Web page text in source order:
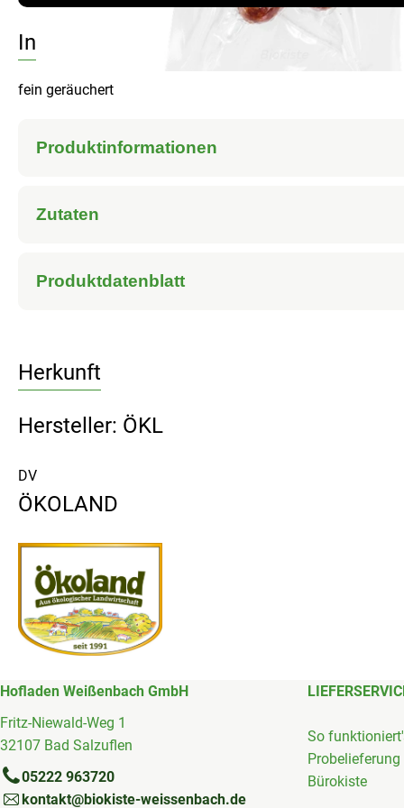
Info
fein geräuchert
Produktinformationen
Zutaten
Produktdatenblatt
Herkunft
Hersteller: ÖKL
DV
ÖKOLAND
Hofladen Weißenbach GmbH
Fritz-Niewald-Weg 1
32107 Bad Salzuflen
05222 963720
kontakt@biokiste-weissenbach.de
So
Probelieferung
Bürokiste